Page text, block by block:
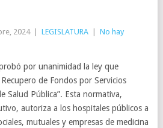
2024 LEGISLATURA
No hay
por unanimidad la ley que
de Fondos por Servicios
Salud Pública”. Esta normativa,
autoriza a los hospitales públicos a
mutuales y empresas de medicina